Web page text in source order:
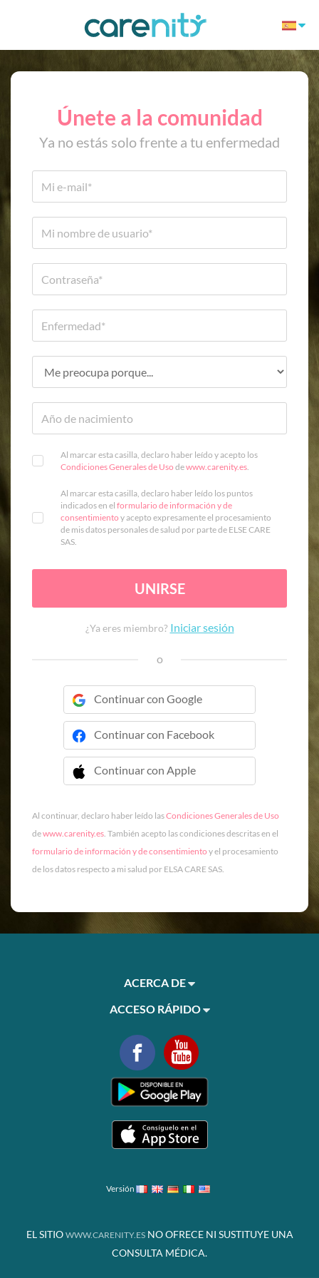
Únete a la comunidad
Ya no estás solo frente a tu enfermedad
Al marcar esta casilla, declaro haber leído y acepto los
Condiciones Generales de Uso dewww.carenity.es.
Al marcar esta casilla, declaro haber leído los puntos
indicados en el formulario de información y de
consentimiento y acepto expresamente el procesamiento
de mis datos personales de salud por parte de ELSE CARE
SAS.
UNIRSE
¿Ya eres miembro? Iniciar sesión
o
Continuar con Google
Continuar con Facebook
Continuar con Apple
 Continuar con Apple
Al continuar, declaro haber leído lasCondiciones Generales de Uso
dewww.carenity.es. También acepto las condiciones descritas en el
formulario de información y de consentimiento y el procesamiento
de los datos respecto a mi salud por ELSA CARE SAS.
ACERCA DE
ACCESO RÁPIDO
Versión
EL SITIO WWW.CARENITY.ESNO OFRECE NI SUSTITUYE UNA
CONSULTA MÉDICA.